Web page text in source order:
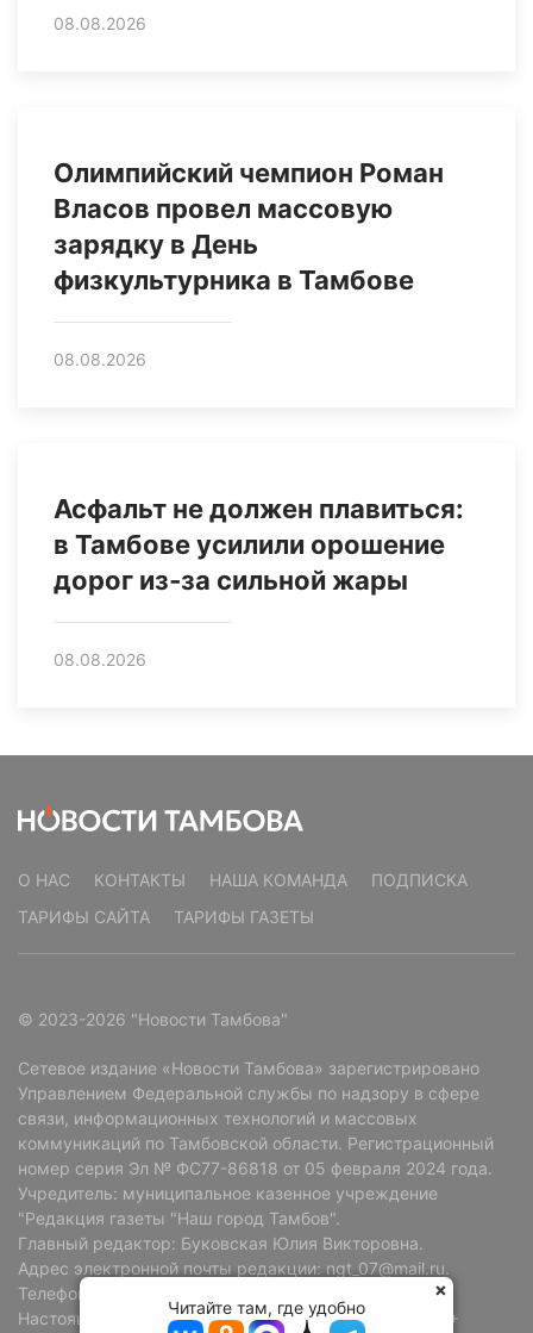
08.08.2026
Олимпийский чемпион Роман
Власов провел массовую
зарядку в День
физкультурника в Тамбове
08.08.2026
Асфальт не должен плавиться:
в Тамбове усилили орошение
дорог из‑за сильной жары
08.08.2026
О НАС КОНТАКТЫ НАША КОМАНДА
ПОДПИСКА
ТАРИФЫ САЙТА
ТАРИФЫ ГАЗЕТЫ
© 2023-2026 "Новости Тамбова"
Сетевое издание «Новости Тамбова» зарегистрировано
Управлением Федеральной службы по надзору в сфере
связи, информационных технологий и массовых
коммуникаций по Тамбовской области. Регистрационный
номер серия Эл № ФС77-86818 от 05 февраля 2024 года.
Учредитель: муниципальное казенное учреждение
"Редакция газеты "Наш город Тамбов".
Главный редактор: Буковская Юлия Викторовна.
Адрес электронной почты редакции: ngt_07@mail.ru.
Телефон редакции: +7 (4752) 72-69-37.
Настоящий ресурс может содержать материалы 18+
Читайте там, где удобно